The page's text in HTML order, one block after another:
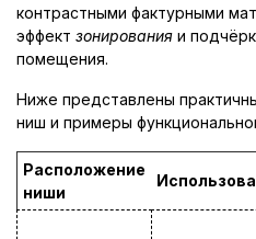
контрастными фактурными
эффект зонирования и
помещения.
Ниже представлены
ниш и примеры
Расположение
ниши